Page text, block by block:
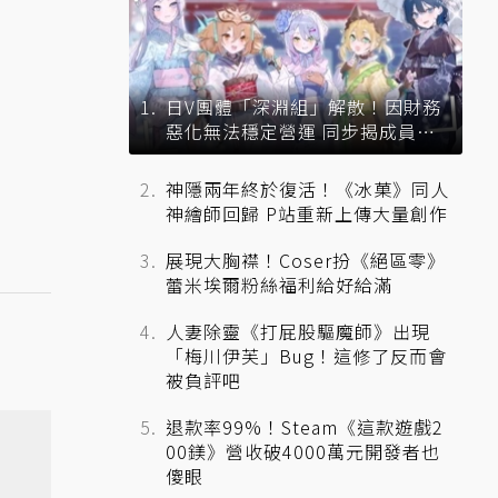
日V團體「深淵組」解散！因財務
惡化無法穩定營運 同步揭成員未
來去向
神隱兩年終於復活！《冰菓》同人
神繪師回歸 P站重新上傳大量創作
展現大胸襟！Coser扮《絕區零》
蕾米埃爾粉絲福利給好給滿
人妻除靈《打屁股驅魔師》出現
「梅川伊芙」Bug！這修了反而會
被負評吧
退款率99%！Steam《這款遊戲2
00鎂》營收破4000萬元開發者也
傻眼